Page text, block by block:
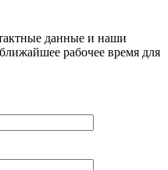
данные и наши
рабочее время для